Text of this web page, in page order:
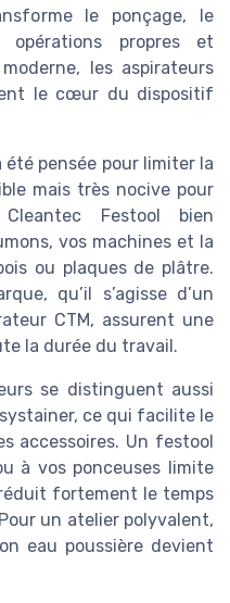
le ponçage, le
propres et
les aspirateurs
le cœur du dispositif
été pensée pour limiter la
mais très nocive pour
Festool bien
vos machines et la
ou plaques de plâtre.
qu’il s’agisse d’un
CTM, assurent une
la durée du travail.
se distinguent aussi
ce qui facilite le
accessoires. Un festool
à vos ponceuses limite
fortement le temps
un atelier polyvalent,
eau poussière devient